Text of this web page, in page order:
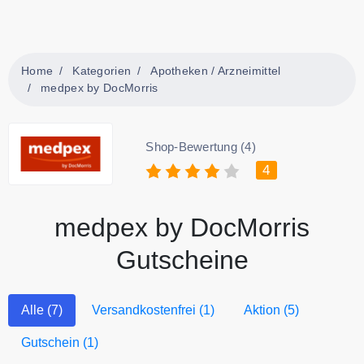
Home Kategorien
Apotheken / Arzneimittel
medpex by DocMorris
Shop-Bewertung (4)
4
medpex by DocMorris
Gutscheine
Alle (7) Versandkostenfrei (1) Aktion (5)
Gutschein (1)